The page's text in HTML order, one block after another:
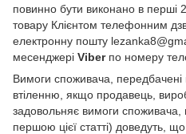
повинно бути виконано в перші
товару Клієнтом телефонним
електронну пошту
месенджері Viberпо номеру
Вимоги споживача, передбачені
втіленню, якщо продавець,
задовольняє вимоги споживача,
першою цієї статті) доведуть,